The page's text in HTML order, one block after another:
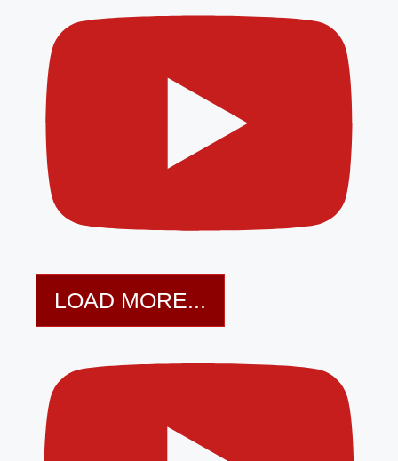
LOAD MORE...